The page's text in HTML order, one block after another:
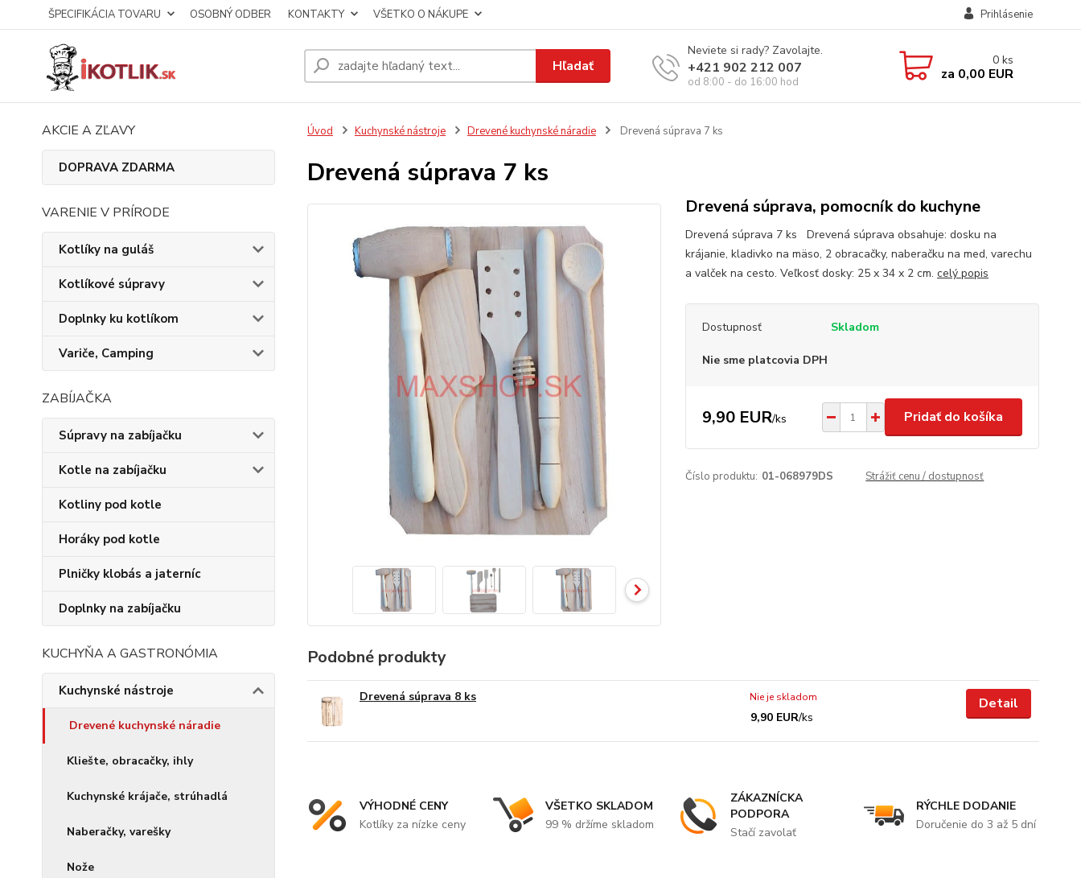
ŠPECIFIKÁCIA TOVARU OSOBNÝ ODBER KONTAKTY VŠETKO O NÁKUPE Prihlásenie
Hľadať
Neviete si rady? Zavolajte.
+421 902 212 007
od 8:00 - do 16:00 hod
0 ks
za 0,00 EUR
AKCIE A ZĽAVY
DOPRAVA ZDARMA
VARENIE V PRÍRODE
Kotlíky na guláš
Kotlíkové súpravy
Doplnky ku kotlíkom
Variče, Camping
ZABÍJAČKA
Súpravy na zabíjačku
Kotle na zabíjačku
Kotliny pod kotle
Horáky pod kotle
Plničky klobás a jaterníc
Doplnky na zabíjačku
KUCHYŇA A GASTRONÓMIA
Kuchynské nástroje
Drevené kuchynské náradie
Kliešte, obracačky, ihly
Kuchynské krájače, strúhadlá
Naberačky, varešky
Nože
Úvod Kuchynské nástroje Drevené kuchynské náradie Drevená súprava 7 ks
Drevená súprava 7 ks
Drevená súprava, pomocník do kuchyne
Drevená súprava 7 ks Drevená súprava obsahuje: dosku na
krájanie, kladivko na mäso, 2 obracačky, naberačku na med, varechu
a valček na cesto. Veľkosť dosky: 25 x 34 x 2 cm. celý popis
Dostupnosť Skladom
Nie sme platcovia DPH
9,90 EUR/ks Pridať do košíka
Číslo produktu: 01-068979DS Strážiť cenu / dostupnosť
Podobné produkty
Drevená súprava 8 ks
9,90 EUR/ks
Nie je skladom Detail
VÝHODNÉ CENY
Kotlíky za nízke ceny
VŠETKO SKLADOM
99 % držíme skladom
ZÁKAZNÍCKA
PODPORA
Stačí zavolať
RÝCHLE DODANIE
Doručenie do 3 až 5 dní